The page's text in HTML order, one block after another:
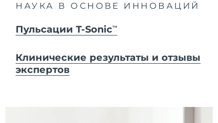
НАУКА В ОСНОВЕ ИННОВАЦИЙ
Пульсации T-SonicTM
Клинические результаты и отзывы
экспертов